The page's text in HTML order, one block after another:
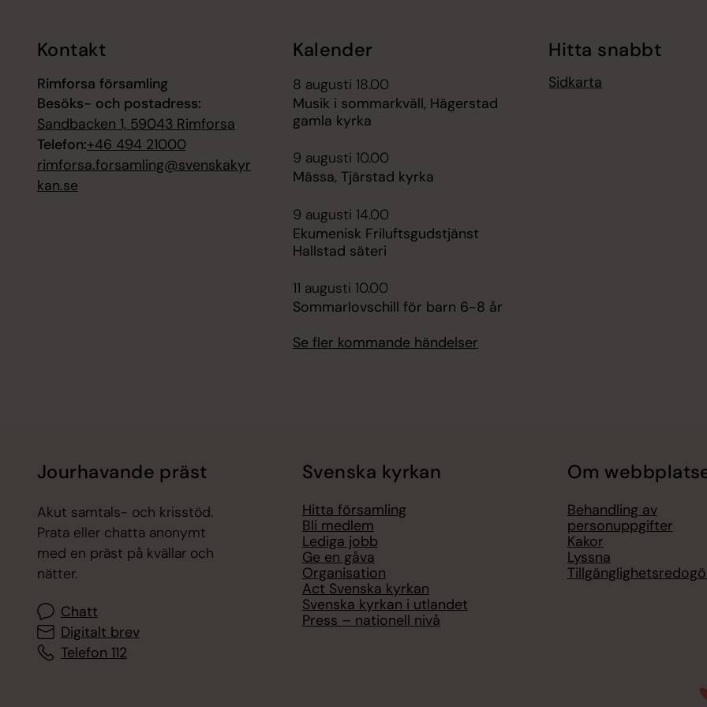
Kontakt
Rimforsa församling
Besöks- och postadress:
Sandbacken 1, 59043 Rimforsa
Telefon:+46 494 21000
rimforsa.forsamling@svenskakyr
kan.se
Kalender
8 augusti 18.00
Musik i sommarkväll, Hägerstad
gamla kyrka
9 augusti 10.00
Mässa, Tjärstad kyrka
9 augusti 14.00
Ekumenisk Friluftsgudstjänst
Hallstad säteri
11 augusti 10.00
Sommarlovschill för barn 6-8 år
Se fler kommande händelser
Hitta snabbt
Sidkarta
Jourhavande präst
Akut samtals- och krisstöd.
Prata eller chatta anonymt
med en präst på kvällar och
nätter.
Chatt
Digitalt brev
Telefon 112
Svenska kyrkan
Hitta församling
Bli medlem
Lediga jobb
Ge en gåva
Organisation
Act Svenska kyrkan
Svenska kyrkan i utlandet
Press – nationell nivå
Om
Behandling av
personuppgifter
Kakor
Lyssna